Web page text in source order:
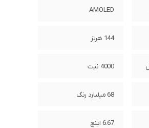
AMOLED
144 هرتز
4000 نیت
68 میلیارد رنگ
6.67 اینچ